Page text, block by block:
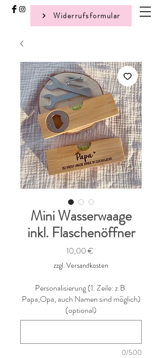
Widerrufsformular
Mini Wasserwaage
inkl. Flaschenöffner
10,00 €Preis
zzgl. Versandkosten
Personalisierung (1. Zeile: z.B.
Papa,Opa, auch Namen sind möglich)
(optional)
0/500